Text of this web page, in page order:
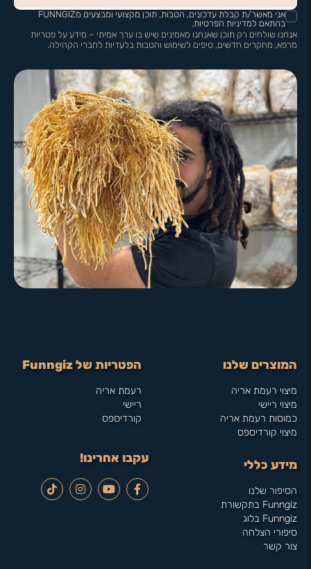
אני מאשר/ת קבלת עדכונים, הטבות, תוכן מקצועי ומבצעים מFUNNGIZ
בהתאם למדיניות הפרטיות.
אנחנו שולחים רק תוכן שאנחנו מאמינים שיש בו ערך אמיתי – מידע על פטריות
מרפא, מחקרים חדשים, טיפים לשימוש והטבות בלעדיות לחברי הקהילה.
המוצרים שלנו
מיצוי רעמת אריה
מיצוי ריישי
כמוסות רעמת אריה
מיצוי קורדיספס
הפטריות של Funngiz
רעמת אריה
ריישי
קורדיספס
מידע כללי
הסיפור שלנו
Funngiz בתקשורת
Funngiz בלוג
סיפורי הצלחה
צור קשר
עקבו אחרינו!